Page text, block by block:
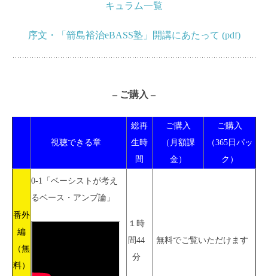
キュラム一覧
序文・「箭島裕治eBASS塾」開講にあたって (pdf)
– ご購入 –
視聴できる章
総再
生時
間
ご購入
（月額課
金）
ご購入
（365日パッ
ク）
番外
編
（無
料）
0-1「ベーシストが考え
るベース・アンプ論」
１時
間44
分
無料でご覧いただけます